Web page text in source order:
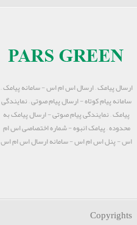
ارسال پیامک – ارسال اس ام اس - سامانه پیامک –
سامانه پیام کوتاه - ارسال پیام صوتی – نمایندگی
پیامک – نمایندگی پیام صوتی - ارسال پیامک به
محدوده – پیامک انبوه - شماره اختصاصی اس ام
اس - پنل اس ام اس - سامانه ارسال اس ام اس